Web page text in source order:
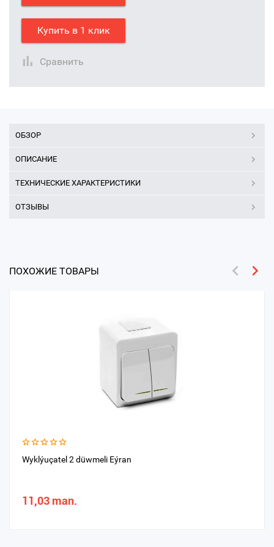
Купить в 1 клик
Сравнить
ОБЗОР
ОПИСАНИЕ
ТЕХНИЧЕСКИЕ ХАРАКТЕРИСТИКИ
ОТЗЫВЫ
ПОХОЖИЕ ТОВАРЫ
Wyklýuçatel 2 düwmeli Eýran
11,03 man.